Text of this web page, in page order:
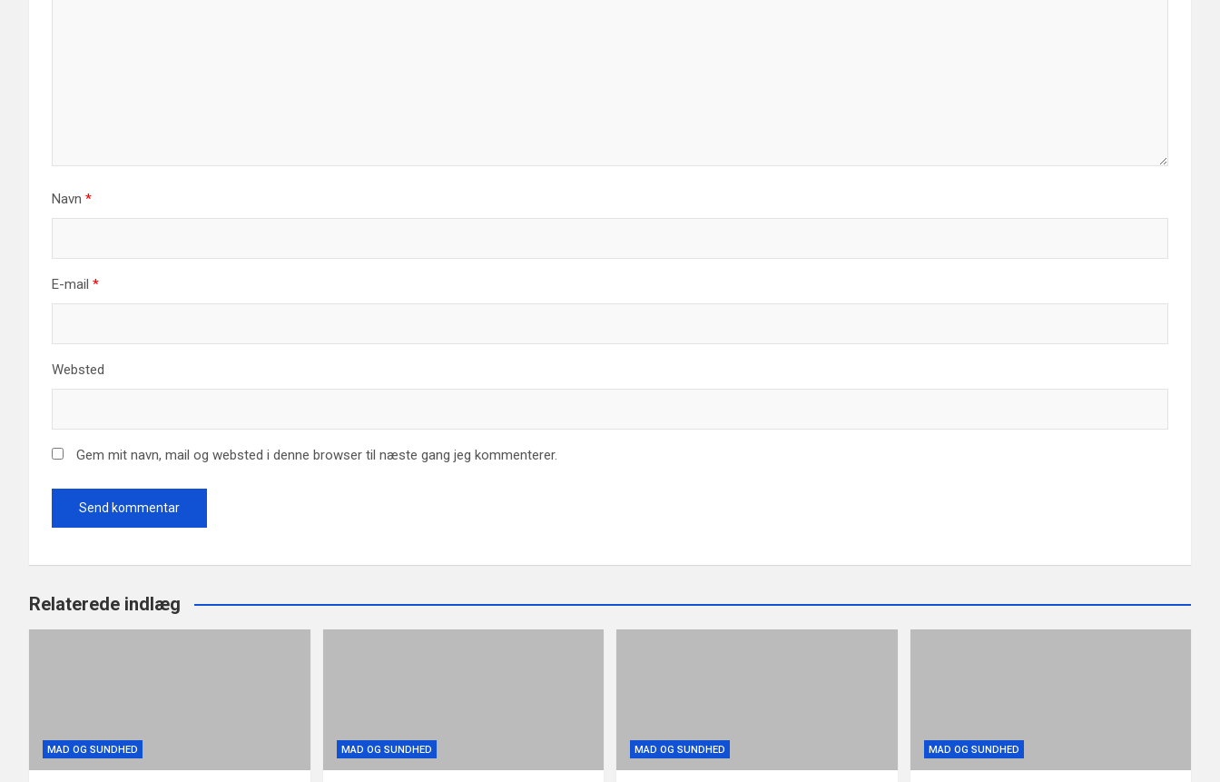
Navn *
E-mail *
Websted
Gem mit navn, mail og websted i denne browser til næste gang jeg kommenterer.
Relaterede indlæg
MAD OG SUNDHED MAD OG SUNDHED MAD OG SUNDHED MAD OG SUNDHED